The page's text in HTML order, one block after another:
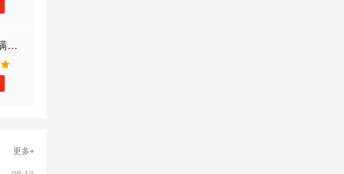
元气满满（0.1折）
更多+